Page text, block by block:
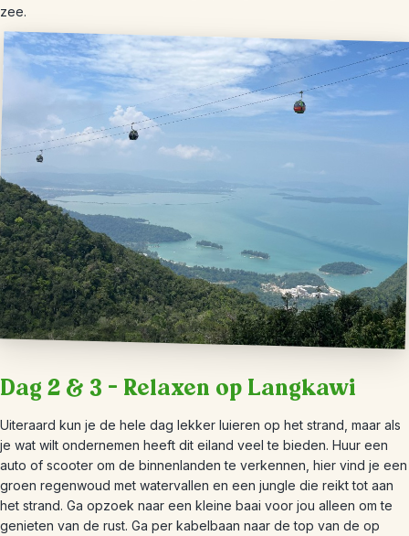
zee.
Dag 2 & 3 – Relaxen op Langkawi
Uiteraard kun je de hele dag lekker luieren op het strand, maar als
je wat wilt ondernemen heeft dit eiland veel te bieden. Huur een
auto of scooter om de binnenlanden te verkennen, hier vind je een
groen regenwoud met watervallen en een jungle die reikt tot aan
het strand. Ga opzoek naar een kleine baai voor jou alleen om te
genieten van de rust. Ga per kabelbaan naar de top van de op